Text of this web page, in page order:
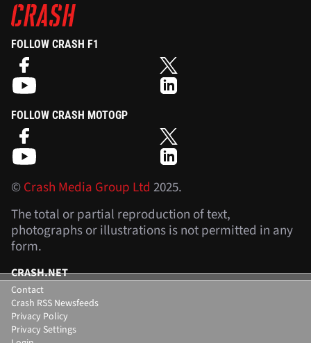
FOLLOW CRASH F1
FOLLOW CRASH MOTOGP
©Crash Media Group Ltd 2025.
The total or partial reproduction of text,
photographs or illustrations is not permitted in any
form.
CRASH.NET
Contact
Crash RSS Newsfeeds
Privacy Policy
Privacy Settings